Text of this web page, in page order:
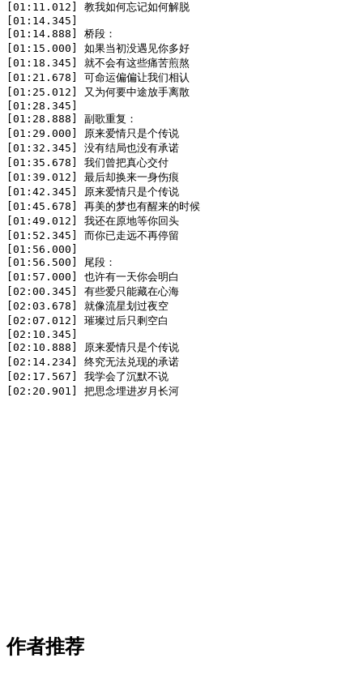
[01:11.012] 教我如何忘记如何解脱
[01:14.345]
[01:14.888] 桥段：
[01:15.000] 如果当初没遇见你多好
[01:18.345] 就不会有这些痛苦煎熬
[01:21.678] 可命运偏偏让我们相认
[01:25.012] 又为何要中途放手离散
[01:28.345]
[01:28.888] 副歌重复：
[01:29.000] 原来爱情只是个传说
[01:32.345] 没有结局也没有承诺
[01:35.678] 我们曾把真心交付
[01:39.012] 最后却换来一身伤痕
[01:42.345] 原来爱情只是个传说
[01:45.678] 再美的梦也有醒来的时候
[01:49.012] 我还在原地等你回头
[01:52.345] 而你已走远不再停留
[01:56.000]
[01:56.500] 尾段：
[01:57.000] 也许有一天你会明白
[02:00.345] 有些爱只能藏在心海
[02:03.678] 就像流星划过夜空
[02:07.012] 璀璨过后只剩空白
[02:10.345]
[02:10.888] 原来爱情只是个传说
[02:14.234] 终究无法兑现的承诺
[02:17.567] 我学会了沉默不说
[02:20.901] 把思念埋进岁月长河
作者推荐